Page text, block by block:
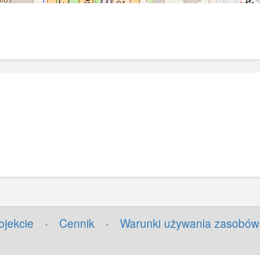
· Cennik · Warunki używania zasobów